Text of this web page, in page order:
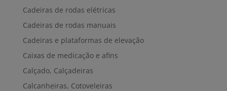
Cadeiras de rodas elétricas
Cadeiras de rodas manuais
Cadeiras e plataformas de elevação
Caixas de medicação e afins
Calçado, Calçadeiras
Calcanheiras, Cotoveleiras